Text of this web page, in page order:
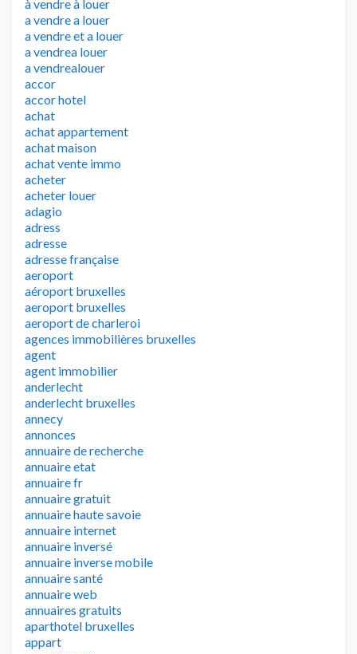
à vendre à louer
a vendre a louer
a vendre et a louer
a vendrea louer
a vendrealouer
accor
accor hotel
achat
achat appartement
achat maison
achat vente immo
acheter
acheter louer
adagio
adress
adresse
adresse française
aeroport
aéroport bruxelles
aeroport bruxelles
aeroport de charleroi
agences immobilières bruxelles
agent
agent immobilier
anderlecht
anderlecht bruxelles
annecy
annonces
annuaire de recherche
annuaire etat
annuaire fr
annuaire gratuit
annuaire haute savoie
annuaire internet
annuaire inversé
annuaire inverse mobile
annuaire santé
annuaire web
annuaires gratuits
aparthotel bruxelles
appart